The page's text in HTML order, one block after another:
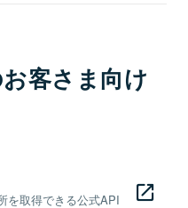
客さま向け
を取得できる公式API